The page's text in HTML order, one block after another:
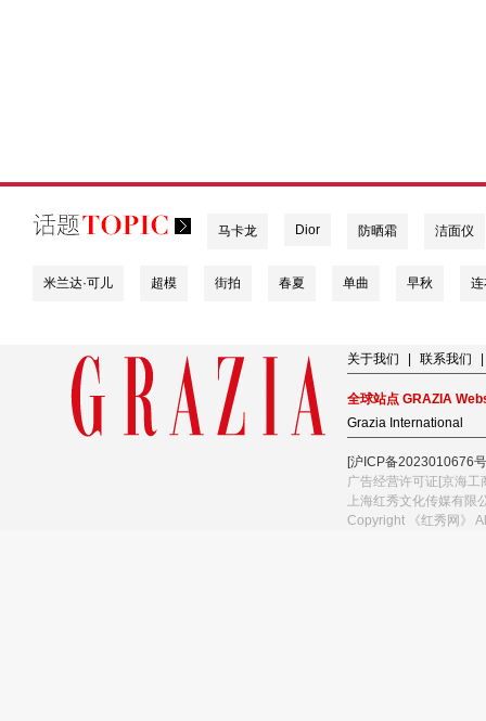
马卡龙 Dior 防晒霜 洁面仪
米兰达·可儿 超模 街拍 春夏 单曲 早秋
关于我们 联系我们
全球站点 GRAZIA
Grazia International
[沪ICP备2023010676
广告经营许可证[京海
上海红秀文化传媒有限
Copyright 《红秀网》